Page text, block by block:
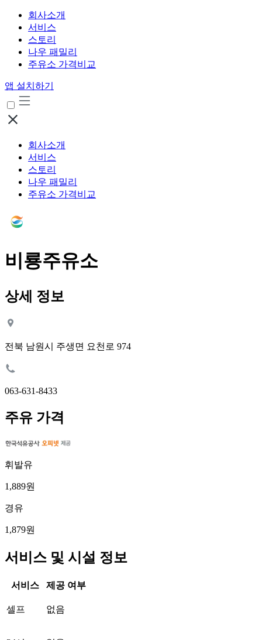
회사소개
서비스
스토리
나우 패밀리
주유소 가격비교
앱 설치하기
회사소개
서비스
스토리
나우 패밀리
주유소 가격비교
비룡주유소
상세 정보
전북 남원시 주생면 요천로 974
063-631-8433
주유 가격
휘발유
1,889원
경유
1,879원
서비스 및 시설 정보
서비스 제공 여부
셀프 없음